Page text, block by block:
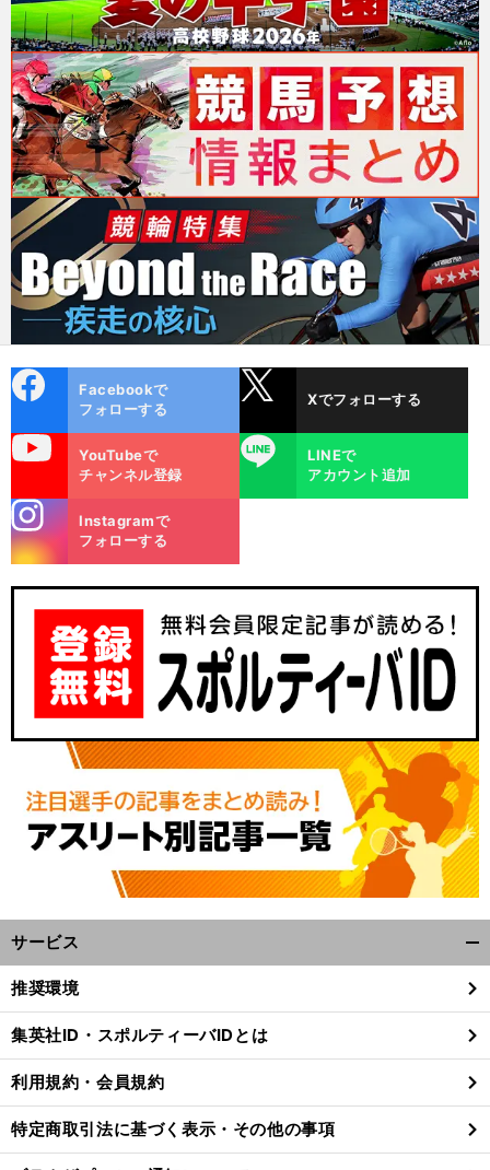
ok
Facebookで
フォローする
Xでフォローする
YouTubeで
チャンネル登録
LINE
LINEで
アカウント追加
m
Instagramで
フォローする
サービス
閉
る
推奨環境
集英社ID・スポルティーバIDとは
利用規約・会員規約
特定商取引法に基づく表示・その他の事項